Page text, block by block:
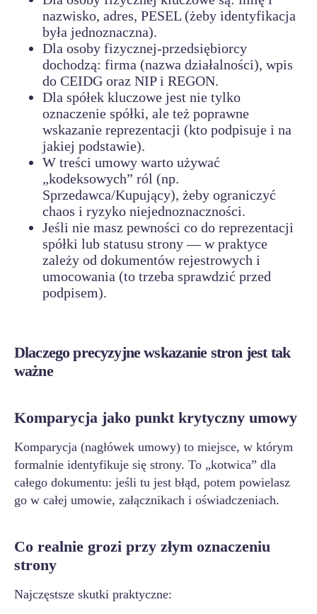
nazwisko, adres, PESEL (żeby identyfikacja
była jednoznaczna).
Dla osoby fizycznej-przedsiębiorcy
dochodzą: firma (nazwa działalności), wpis
do CEIDG oraz NIP i REGON.
Dla spółek kluczowe jest nie tylko
oznaczenie spółki, ale też poprawne
wskazanie reprezentacji (kto podpisuje i na
jakiej podstawie).
W treści umowy warto używać
„kodeksowych” ról (np.
Sprzedawca/Kupujący), żeby ograniczyć
chaos i ryzyko niejednoznaczności.
Jeśli nie masz pewności co do reprezentacji
spółki lub statusu strony — w praktyce
zależy od dokumentów rejestrowych i
umocowania (to trzeba sprawdzić przed
podpisem).
Dlaczego precyzyjne wskazanie stron jest tak
ważne
Komparycja jako punkt krytyczny umowy
Komparycja (nagłówek umowy) to miejsce, w którym
formalnie identyfikuje się strony. To „kotwica” dla
całego dokumentu: jeśli tu jest błąd, potem powielasz
go w całej umowie, załącznikach i oświadczeniach.
Co realnie grozi przy złym oznaczeniu
strony
Najczęstsze skutki praktyczne: